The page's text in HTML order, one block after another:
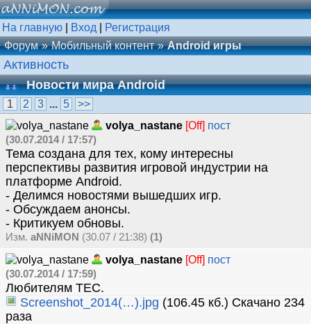
На главную Вход
Регистрация
Форум
Мобильный контент Android игры
Активность
Новости мира Android
1 2 3 ... 5
>>
volya_nastane [Off] пост
(30.07.2014 / 17:57)
Тема создана для тех, кому интересны
перспективы развития игровой индустрии на
платформе Android.
- Делимся новостями вышедших игр.
- Обсуждаем анонсы.
- Критикуем обновы.
Изм. aNNiMON (30.07 / 21:38) (1)
volya_nastane [Off] пост
(30.07.2014 / 17:59)
Любителям ТЕС.
Screenshot_2014(…).jpg (106.45 кб.) Скачано 234
раза